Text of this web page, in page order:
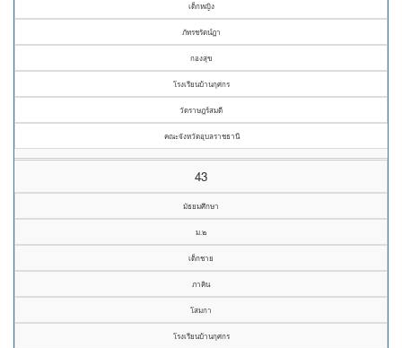
เด็กหญิง
ภัทรชรัตน์ฎา
กองสุข
โรงเรียนบ้านกุศกร
วัดราษฎร์สมดี
คณะจังหวัดอุบลราชธานี
43
มัธยมศึกษา
ม.๒
เด็กชาย
ภาคิน
โสมกา
โรงเรียนบ้านกุศกร